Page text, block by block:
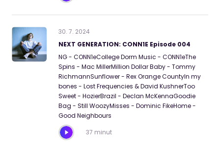
30. 7. 2024
NEXT GENERATION: CONN1E Episode 004
NG - CONN1eCollege Dorm Music - CONN1eThe
Spins - Mac MillerMillion Dollar Baby - Tommy
RichmannSunflower - Rex Orange CountyIn my
bones - Lost Frequencies & David KushnerToo
Sweet - HozierBrazil - Declan McKennaGoodie
Bag - Still WoozyMisses - Dominic FikeHome -
Good Neighbours
37 minut